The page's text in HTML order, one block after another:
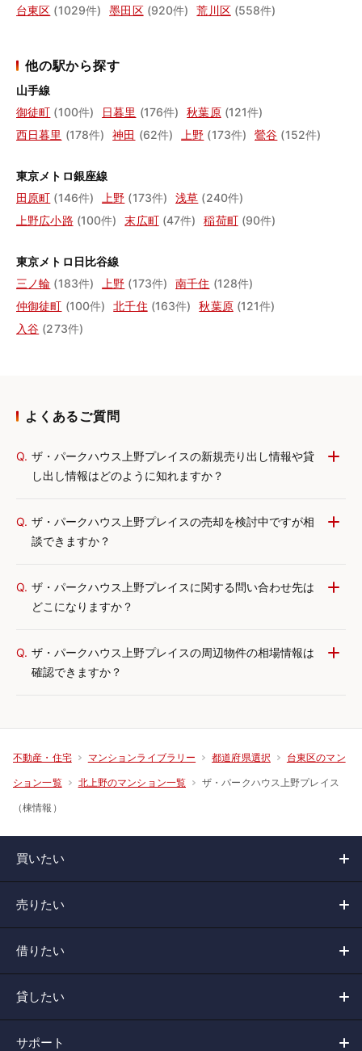
台東区 (1029件) 墨田区 (920件) 荒川区 (558件)
他の駅から探す
山手線
御徒町 (100件) 日暮里 (176件) 秋葉原 (121件)
西日暮里 (178件) 神田 (62件) 上野 (173件) 鶯谷 (152件)
東京メトロ銀座線
田原町 (146件) 上野 (173件) 浅草 (240件)
上野広小路 (100件) 末広町 (47件) 稲荷町 (90件)
東京メトロ日比谷線
三ノ輪 (183件) 上野 (173件) 南千住 (128件)
仲御徒町 (100件) 北千住 (163件) 秋葉原 (121件)
入谷 (273件)
よくあるご質問
Q. ザ・パークハウス上野プレイスの新規売り出し情報や貸
し出し情報はどのように知れますか？
Q. ザ・パークハウス上野プレイスの売却を検討中ですが相
談できますか？
Q. ザ・パークハウス上野プレイスに関する問い合わせ先は
どこになりますか？
Q. ザ・パークハウス上野プレイスの周辺物件の相場情報は
確認できますか？
不動産・住宅 マンションライブラリー 都道府県選択 台東区のマン
ション一覧 北上野のマンション一覧 ザ・パークハウス上野プレイス
（棟情報）
買いたい
売りたい
借りたい
貸したい
サポート